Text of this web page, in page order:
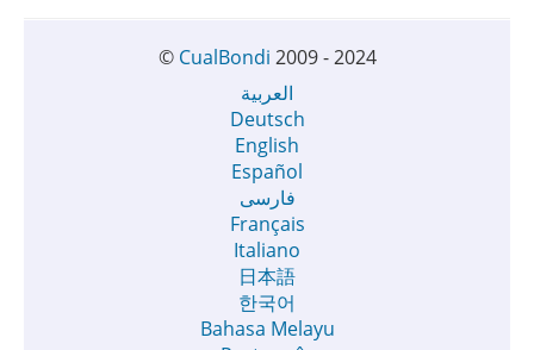
© CualBondi 2009 - 2024
العربية
Deutsch
English
Español
فارسی
Français
Italiano
日本語
한국어
Bahasa Melayu